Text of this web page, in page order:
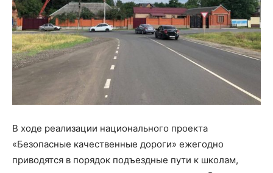
В ходе реализации национального проекта
«Безопасные качественные дороги» ежегодно
приводятся в порядок подъездные пути к школам,